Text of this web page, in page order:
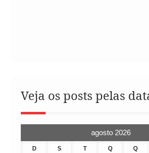
Veja os posts pelas
agosto 2026
D S T Q Q